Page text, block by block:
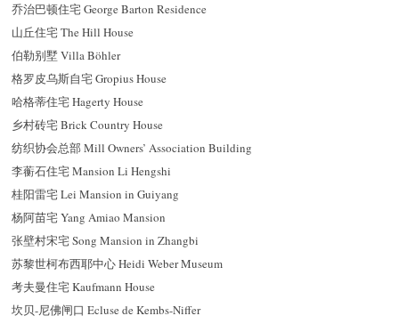
乔治巴顿住宅 George Barton Residence
山丘住宅 The Hill House
伯勒别墅 Villa Böhler
格罗皮乌斯自宅 Gropius House
哈格蒂住宅 Hagerty House
乡村砖宅 Brick Country House
纺织协会总部 Mill Owners’ Association Building
李蘅石住宅 Mansion Li Hengshi
桂阳雷宅 Lei Mansion in Guiyang
杨阿苗宅 Yang Amiao Mansion
张壁村宋宅 Song Mansion in Zhangbi
苏黎世柯布西耶中心 Heidi Weber Museum
考夫曼住宅 Kaufmann House
坎贝-尼佛闸口 Ecluse de Kembs-Niffer